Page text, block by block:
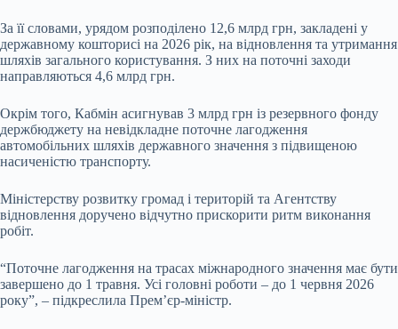
За її словами, урядом розподілено 12,6 млрд грн, закладені у
державному кошторисі на 2026 рік, на відновлення та утримання
шляхів загального користування. З них на поточні заходи
направляються 4,6 млрд грн.
Окрім того, Кабмін асигнував 3 млрд грн із резервного фонду
держбюджету на невідкладне поточне лагодження
автомобільних шляхів державного значення з підвищеною
насиченістю транспорту.
Міністерству розвитку громад і територій та Агентству
відновлення доручено відчутно прискорити ритм виконання
робіт.
“Поточне лагодження на трасах міжнародного значення має бути
завершено до 1 травня. Усі головні роботи – до 1 червня 2026
року”, – підкреслила Прем’єр-міністр.